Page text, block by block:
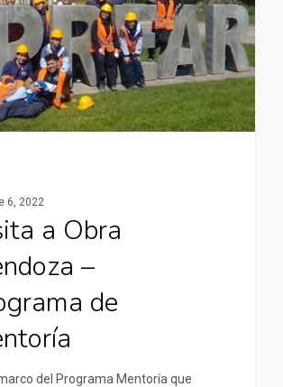
6, 2022
a Obra
–
de
del Programa Mentoría que